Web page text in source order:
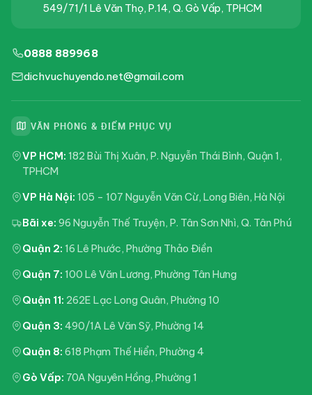
549/71/1 Lê Văn Thọ, P.14, Q. Gò Vấp, TPHCM
0888 889968
dichvuchuyendo.net@gmail.com
VĂN PHÒNG & ĐIỂM PHỤC VỤ
VP HCM: 182 Bùi Thị Xuân, P. Nguyễn Thái Bình, Quận 1,
TPHCM
VP Hà Nội: 105 – 107 Nguyễn Văn Cừ, Long Biên, Hà Nội
Bãi xe: 96 Nguyễn Thế Truyện, P. Tân Sơn Nhì, Q. Tân Phú
Quận 2: 16 Lê Phước, Phường Thảo Điền
Quận 7: 100 Lê Văn Lương, Phường Tân Hưng
Quận 11: 262E Lạc Long Quân, Phường 10
Quận 3: 490/1A Lê Văn Sỹ, Phường 14
Quận 8: 618 Phạm Thế Hiển, Phường 4
Gò Vấp: 70A Nguyên Hồng, Phường 1